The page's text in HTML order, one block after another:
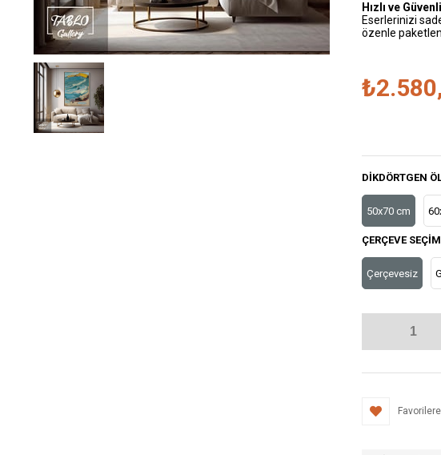
Hızlı ve
Eserlerinizi
özenle
DIKDÖRTGEN
50x70 cm
ÇERÇEVE
Çerçevesiz